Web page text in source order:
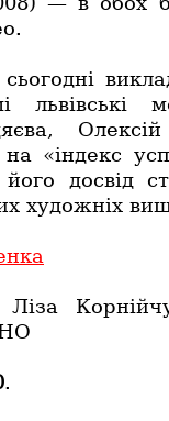
львівські
«індекс
досвід
художніх
Ліза
.